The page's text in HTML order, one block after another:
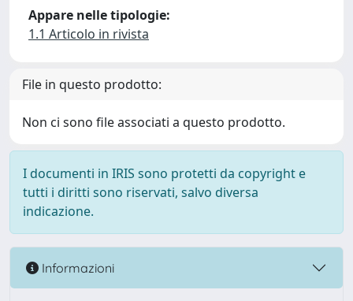
Appare nelle tipologie:
1.1 Articolo in rivista
File in questo prodotto:
Non ci sono file associati a questo prodotto.
I documenti in IRIS sono protetti da copyright e
tutti i diritti sono riservati, salvo diversa
indicazione.
Informazioni